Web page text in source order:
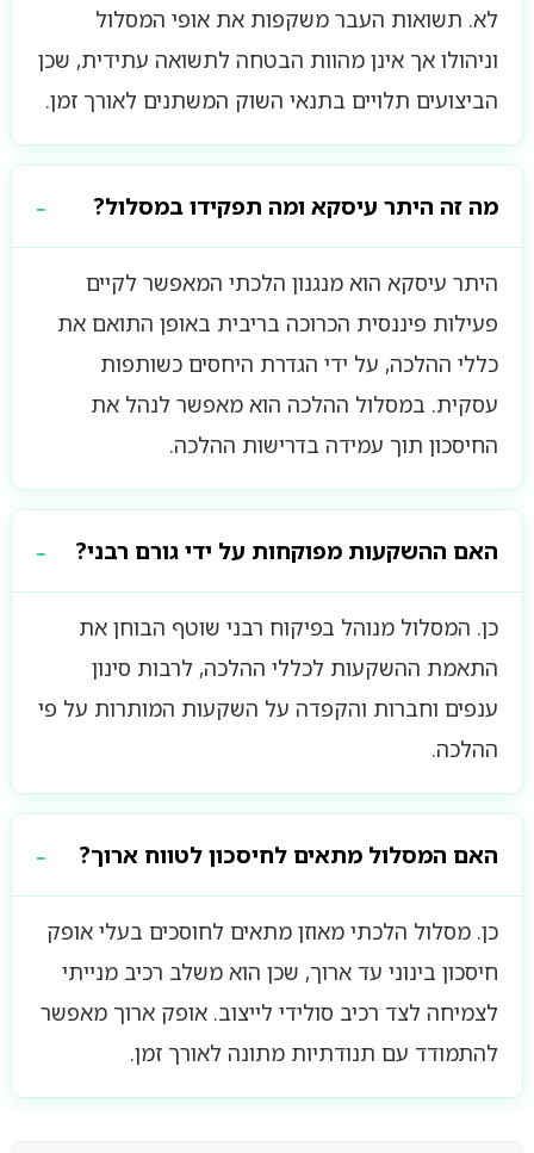
לא. תשואות העבר משקפות את אופי המסלול
וניהולו אך אינן מהוות הבטחה לתשואה עתידית, שכן
הביצועים תלויים בתנאי השוק המשתנים לאורך זמן.
מה זה היתר עיסקא ומה תפקידו במסלול?
היתר עיסקא הוא מנגנון הלכתי המאפשר לקיים
פעילות פיננסית הכרוכה בריבית באופן התואם את
כללי ההלכה, על ידי הגדרת היחסים כשותפות
עסקית. במסלול ההלכה הוא מאפשר לנהל את
החיסכון תוך עמידה בדרישות ההלכה.
האם ההשקעות מפוקחות על ידי גורם רבני?
כן. המסלול מנוהל בפיקוח רבני שוטף הבוחן את
התאמת ההשקעות לכללי ההלכה, לרבות סינון
ענפים וחברות והקפדה על השקעות המותרות על פי
ההלכה.
האם המסלול מתאים לחיסכון לטווח ארוך?
כן. מסלול הלכתי מאוזן מתאים לחוסכים בעלי אופק
חיסכון בינוני עד ארוך, שכן הוא משלב רכיב מנייתי
לצמיחה לצד רכיב סולידי לייצוב. אופק ארוך מאפשר
להתמודד עם תנודתיות מתונה לאורך זמן.